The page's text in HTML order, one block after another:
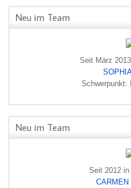
Verbraucherinsolvenz
Neu im Team
Seit März
Schwerpunkt:
Neu im Team
Seit 2012 in
CARMEN